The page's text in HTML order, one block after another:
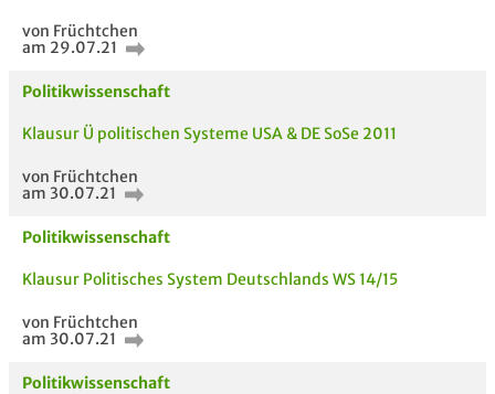
von Früchtchen
am 29.07.21
Politikwissenschaft
Klausur Ü politischen Systeme USA & DE SoSe 2011
von Früchtchen
am 30.07.21
Politikwissenschaft
Klausur Politisches System Deutschlands WS 14/15
von Früchtchen
am 30.07.21
Politikwissenschaft